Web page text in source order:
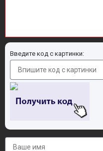
Введите код с картинки: